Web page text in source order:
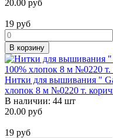
20.00 руб
19 руб
В корзину
Нитки для вышивания "
хлопок 8 м №0220 т.
В наличии: 44 шт
20.00 руб
19 руб